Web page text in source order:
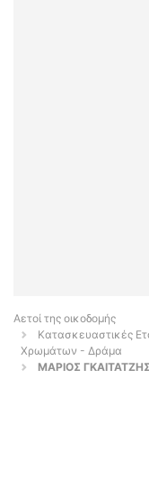
Αετοί της οικοδομής
Κατασκευαστικές
Χρωμάτων - Δράμα
ΜΑΡΙΟΣ ΓΚΑΙΤΑΤΖΗΣ